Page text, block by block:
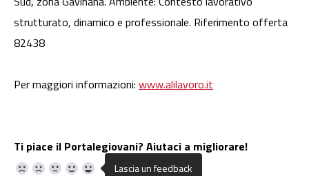
strutturato, dinamico e professionale. Riferimento offerta
82438
Per maggiori informazioni: www.alilavoro.it
Ti piace il Portalegiovani? Aiutaci a migliorare!